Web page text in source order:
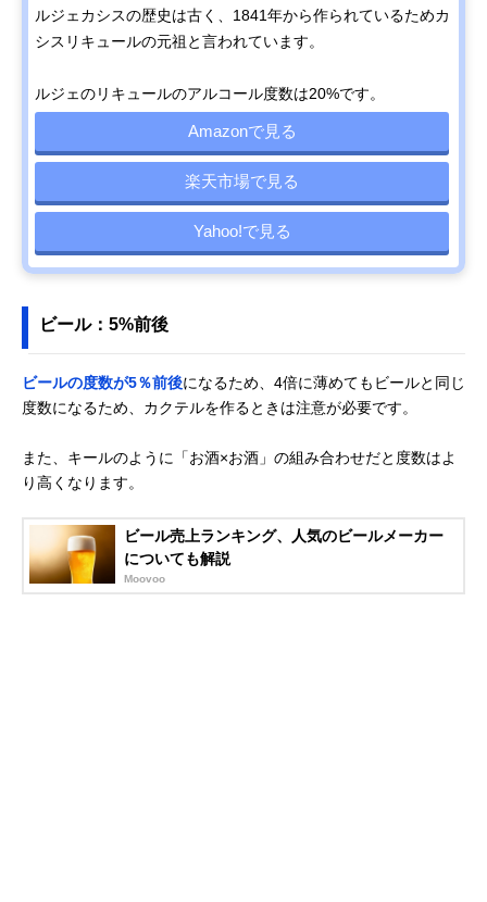
ルジェカシスの歴史は古く、1841年から作られているためカ
シスリキュールの元祖と言われています。
ルジェのリキュールのアルコール度数は20%です。
Amazonで見る
楽天市場で見る
Yahoo!で見る
ビール：5%前後
ビールの度数が5％前後になるため、4倍に薄めてもビールと同じ
度数になるため、カクテルを作るときは注意が必要です。
また、キールのように「お酒×お酒」の組み合わせだと度数はよ
り高くなります。
ビール売上ランキング、人気のビールメーカー
についても解説
Moovoo